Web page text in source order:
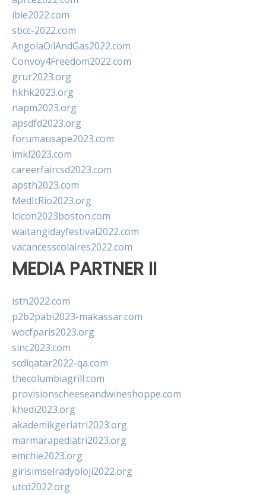
ibie2022.com
sbcc-2022.com
AngolaOilAndGas2022.com
Convoy4Freedom2022.com
grur2023.org
hkhk2023.org
napm2023.org
apsdfd2023.org
forumausape2023.com
imkl2023.com
careerfaircsd2023.com
apsth2023.com
MedItRio2023.org
lcicon2023boston.com
waitangidayfestival2022.com
vacancesscolaires2022.com
MEDIA PARTNER II
isth2022.com
p2b2pabi2023-makassar.com
wocfparis2023.org
sinc2023.com
scdlqatar2022-qa.com
thecolumbiagrill.com
provisionscheeseandwineshoppe.com
khedi2023.org
akademikgeriatri2023.org
marmarapediatri2023.org
emchie2023.org
girisimselradyoloji2022.org
utcd2022.org